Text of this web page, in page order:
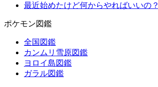
最近始めたけど何からやればいいの？
ポケモン図鑑
全国図鑑
カンムリ雪原図鑑
ヨロイ島図鑑
ガラル図鑑